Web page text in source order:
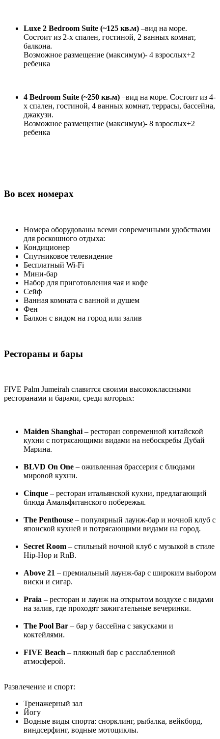
Luxe 2 Bedroom Suite (~125 кв.м) –вид на море.
Состоит из 2-х спален, гостиной, 2 ванных комнат,
балкона.
Возможное размещение (максимум)- 4 взрослых+2
ребенка
4 Bedroom Suite (~250 кв.м) –вид на море. Состоит из 4-
х спален, гостиной, 4 ванных комнат, террасы, бассейна,
джакузи.
Возможное размещение (максимум)- 8 взрослых+2
ребенка
Во всех номерах
Номера оборудованы всеми современными удобствами
для роскошного отдыха:
Кондиционер
Спутниковое телевидение
Бесплатный Wi-Fi
Мини-бар
Набор для приготовления чая и кофе
Сейф
Ванная комната с ванной и душем
Фен
Балкон с видом на город или залив
Рестораны и бары
FIVE Palm Jumeirah славится своими высококлассными
ресторанами и барами, среди которых:
Maiden Shanghai – ресторан современной китайской
кухни с потрясающими видами на небоскребы Дубай
Марина.
BLVD On One – оживленная брассерия с блюдами
мировой кухни.
Cinque – ресторан итальянской кухни, предлагающий
блюда Амальфитанского побережья.
The Penthouse – популярный лаунж-бар и ночной клуб с
японской кухней и потрясающими видами на город.
Secret Room – стильный ночной клуб с музыкой в стиле
Hip-Hop и RnB.
Above 21 – премиальный лаунж-бар с широким выбором
виски и сигар.
Praia – ресторан и лаунж на открытом воздухе с видами
на залив, где проходят зажигательные вечеринки.
The Pool Bar – бар у бассейна с закусками и
коктейлями.
FIVE Beach – пляжный бар с расслабленной
атмосферой.
Развлечение и спорт:
Тренажерный зал
Йогу
Водные виды спорта: снорклинг, рыбалка, вейкборд,
виндсерфинг, водные мотоциклы.